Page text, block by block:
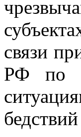
связи
РФ по